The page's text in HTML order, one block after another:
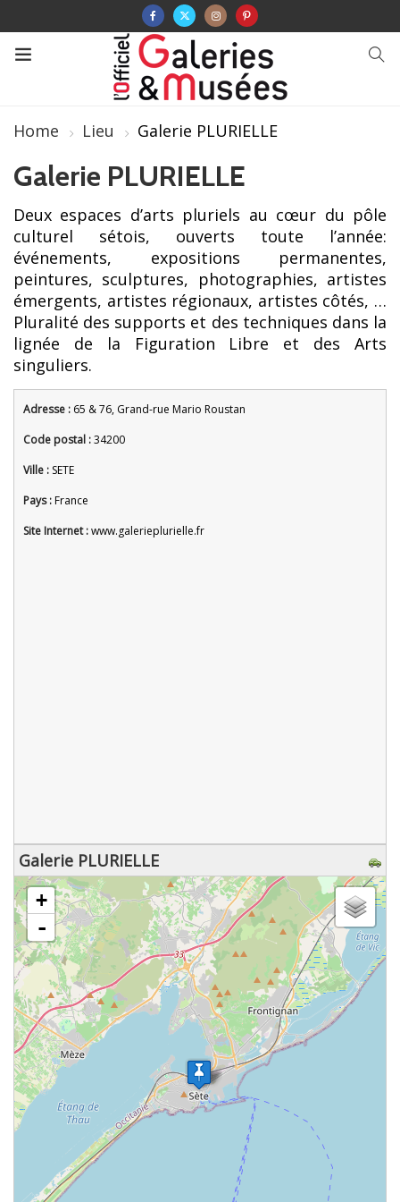
Home Lieu Galerie PLURIELLE
Galerie PLURIELLE
Deux espaces d’arts pluriels au cœur du pôle
culturel sétois, ouverts toute l’année:
événements, expositions permanentes,
peintures, sculptures, photographies, artistes
émergents, artistes régionaux, artistes côtés, …
Pluralité des supports et des techniques dans la
lignée de la Figuration Libre et des Arts
singuliers.
Adresse : 65 & 76, Grand-rue Mario Roustan
Code postal :34200
Ville : SETE
Pays :France
Site Internet :www.galerieplurielle.fr
Galerie PLURIELLE
chargement de la carte - veuillez patienter...
+
-